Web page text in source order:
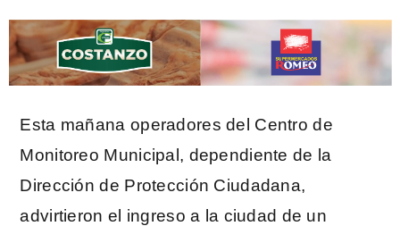
Esta mañana operadores del Centro de
Monitoreo Municipal, dependiente de la
Dirección de Protección Ciudadana,
advirtieron el ingreso a la ciudad de un